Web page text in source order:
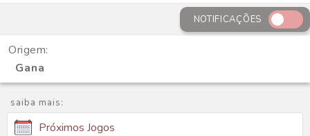
NOTIFICAÇÕES
Origem:
Gana
saiba mais:
Próximos Jogos